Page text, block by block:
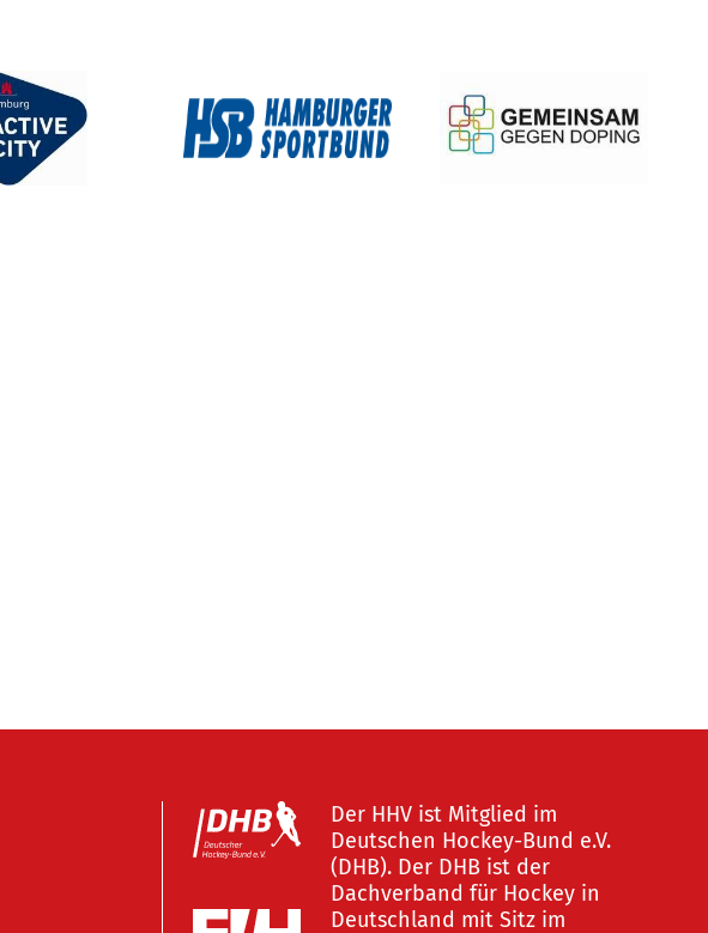
Der HHV ist Mitglied im
Deutschen Hockey-Bund e.V.
(DHB). Der DHB ist der
Dachverband für Hockey in
Deutschland mit Sitz im